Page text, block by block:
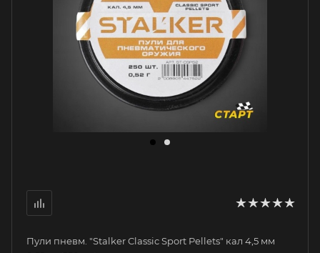
Пули пневм. "Stalker Classic Sport Pellets" кал 4,5 мм